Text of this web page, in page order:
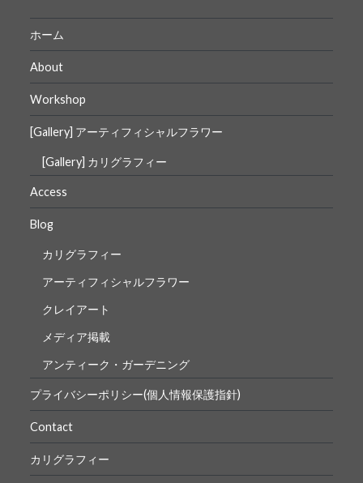
ホーム
About
Workshop
[Gallery] アーティフィシャルフラワー
[Gallery] カリグラフィー
Access
Blog
カリグラフィー
アーティフィシャルフラワー
クレイアート
メディア掲載
アンティーク・ガーデニング
プライバシーポリシー(個人情報保護指針)
Contact
カリグラフィー